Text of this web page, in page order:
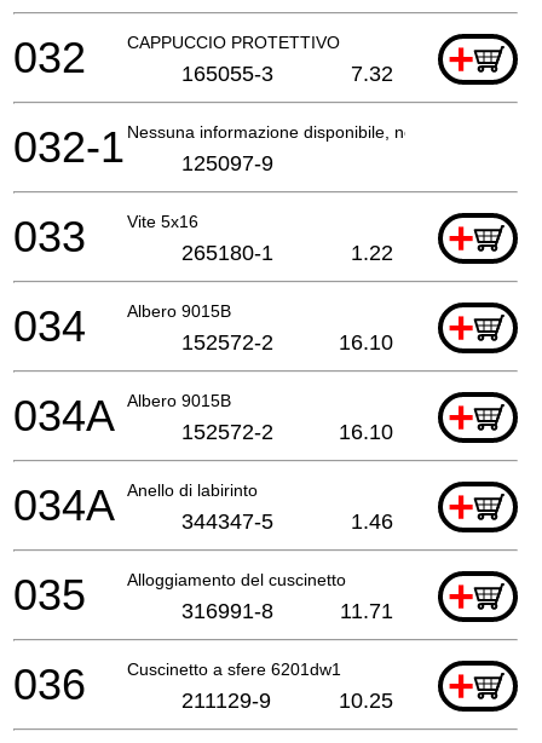
CAPPUCCIO PROTETTIVO +
032 165055-3 7.32
Nessuna informazione disponibile, non ordinabile
032-1 125097-9
Vite 5x16 +
033 265180-1 1.22
Albero 9015B +
034 152572-2 16.10
Albero 9015B +
034A 152572-2 16.10
Anello di labirinto +
034A 344347-5 1.46
Alloggiamento del cuscinetto +
035 316991-8 11.71
Cuscinetto a sfere 6201dw1 +
036 211129-9 10.25